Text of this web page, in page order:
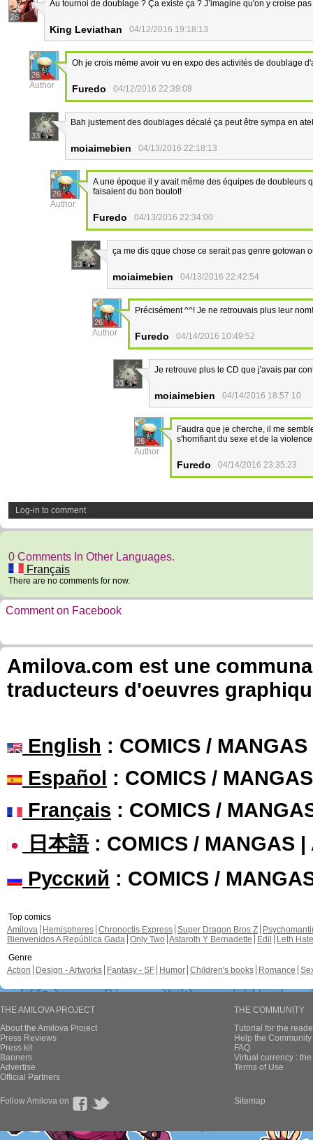
26
Au tournoi de doublage ? Ça existe ça ? J’imagine qu'on y croise
King Leviathan 04/12/2016 19:18:13
26
Author
Oh je crois même avoir vu en expo des activités de doublage
Furedo 04/12/2016 22:39:08
33
Bah justement des doublages décalé ça peut être sympa en
moiaimebien 04/13/2016 22:18:13
26
Author
A une époque il y avait même des équipes de doubleurs
faisaient du bon boulot!
Furedo 04/13/2016 22:34:00
33
ça me dis qque chose ce serait pas genre gotowan
moiaimebien 04/13/2016 22:42:54
26
Author
Précisément ^^! Je ne retrouvais plus leur nom!
Furedo 04/14/2016 10:49:52
33
Je retrouve plus le CD que j'avais par
moiaimebien 04/14/2016 18:57:10
26
Author
Faudra que je cherche, il me
s'horrifiant du sexe et de la
Furedo 04/14/2016 23:35:23
Log-in to comment
0 Comments In Other Languages.
Français
There are no comments for now.
Comment on Facebook
Amilova.com est une
traducteurs d'oeuvres
English : COMICS /
Español : COMICS /
Français : COMICS /
日本語: COMICS / MANGAS |
Русский : COMICS /
Top comics
Amilova
Hemispheres Chronoctis Express Super Dragon Bros Z
Bienvenidos A República Gada Only Two Astaroth Y Bernadette Edil
Leth Hate
Genre
Action
Design - Artworks Fantasy - SF Humor Children's books Romance
THE AMILOVA PROJECT
About the Amilova Project
Press Reviews
Press kit
Banners
Advertise
Official Partners
THE COMMUNITY
Tutorial for the
Help the
FAQ
Virtual currency :
Terms of Use
Follow Amilova on Sitemap